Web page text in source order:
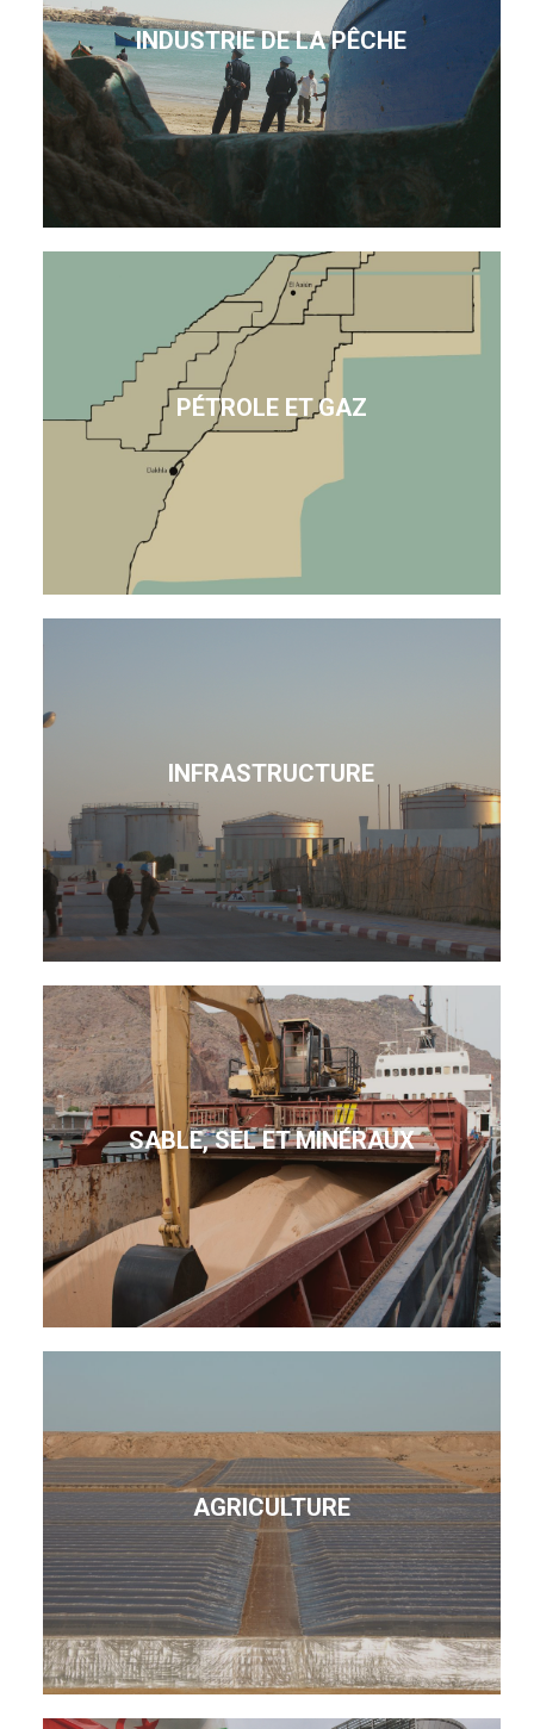
INDUSTRIE DE LA PÊCHE
PÉTROLE ET GAZ
INFRASTRUCTURE
SABLE, SEL ET MINÉRAUX
AGRICULTURE